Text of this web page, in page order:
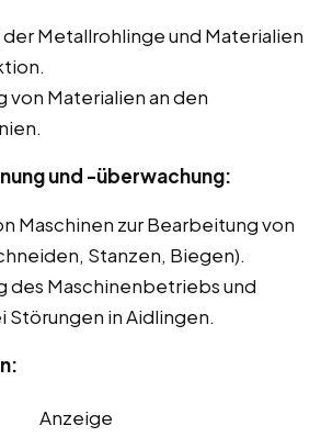
Metallrohlinge und Materialien
von Materialien an den
und -überwachung:
Maschinen zur Bearbeitung von
Stanzen, Biegen).
des Maschinenbetriebs und
Störungen in Aidlingen.
Anzeige